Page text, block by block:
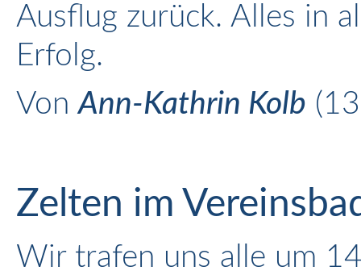
Ausflug zurück. Alles in
Erfolg.
VonAnn-Kathrin Kolb
Zelten im
Wir trafen uns alle um